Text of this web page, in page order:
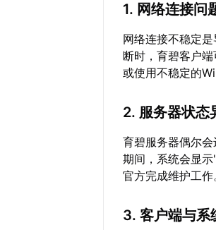
1. 网络连接问
网络连接不稳定
断时，育碧客户
或使用不稳定的
2. 服务器状态
育碧服务器偶尔
期间，系统会显
官方完成维护工作
3. 客户端与系